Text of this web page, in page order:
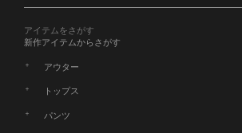
アイテムをさがす
新作アイテムからさがす
アウター
トップス
パンツ